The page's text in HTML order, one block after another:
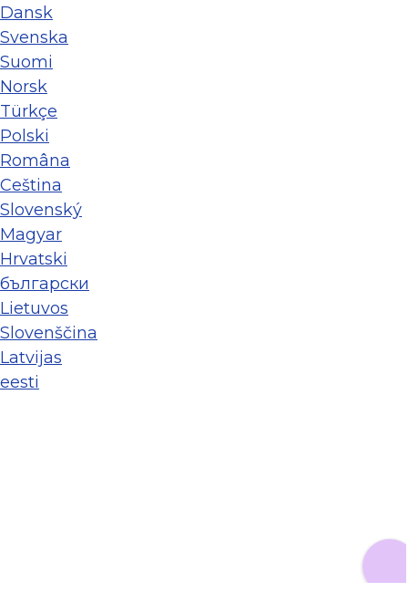
Dansk
Svenska
Suomi
Norsk
Türkçe
Polski
Româna
Ceština
Slovenský
Magyar
Hrvatski
български
Lietuvos
Slovenščina
Latvijas
eesti